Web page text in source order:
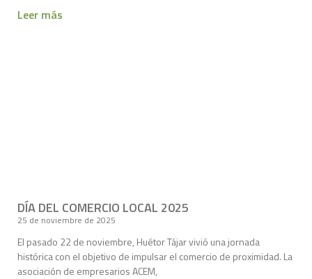
Leer más
DÍA DEL COMERCIO LOCAL 2025
25 de noviembre de 2025
El pasado 22 de noviembre, Huétor Tájar vivió una jornada
histórica con el objetivo de impulsar el comercio de proximidad. La
asociación de empresarios ACEM,